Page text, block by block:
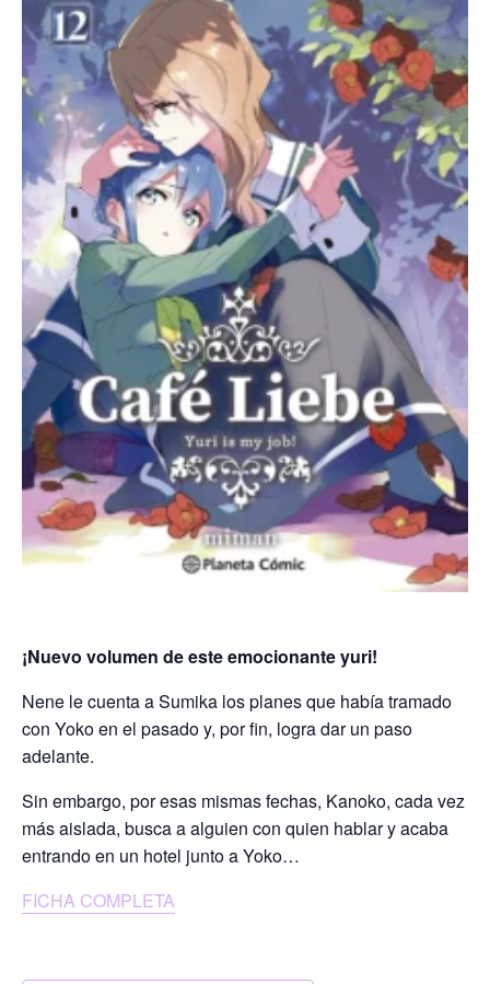
¡Nuevo volumen de este emocionante yuri!
Nene le cuenta a Sumika los planes que había tramado
con Yoko en el pasado y, por fin, logra dar un paso
adelante.
Sin embargo, por esas mismas fechas, Kanoko, cada vez
más aislada, busca a alguien con quien hablar y acaba
entrando en un hotel junto a Yoko…
FICHA COMPLETA